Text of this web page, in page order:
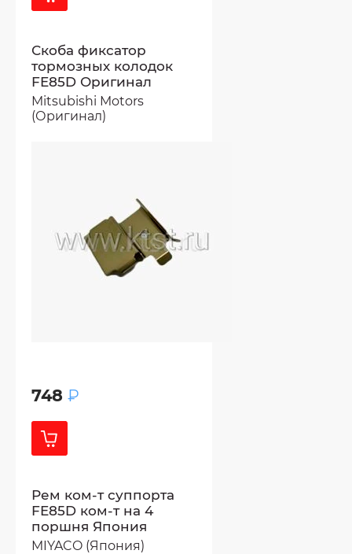
Скоба фиксатор
тормозных колодок
FE85D Оригинал
Mitsubishi Motors
(Оригинал)
748 ₽
Рем ком-т суппорта
FE85D ком-т на 4
поршня Япония
MIYACO (Япония)